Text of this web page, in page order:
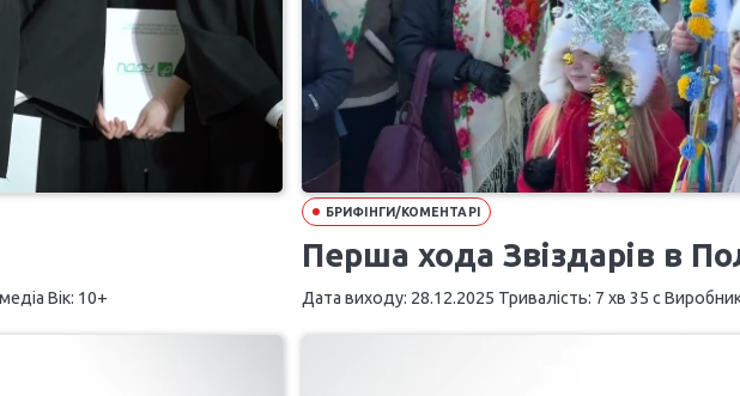
Вік: 10+
БРИФІНГИ/КОМЕНТАРІ
Перша хода Звіздарів в
Дата виходу: 28.12.2025 Тривалість: 7 хв 35 с